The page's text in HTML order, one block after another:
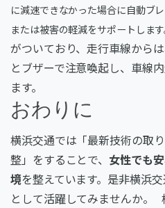
に減速できなかった場合に自動ブ
または被害の軽減をサポートします
がついており、走行車線から
とブザーで注意喚起し、車線
ます。
おわりに
横浜交通では「最新技術の取
整」をすることで、 女性でも
境を整えています。是非横浜
として活躍してみませんか。